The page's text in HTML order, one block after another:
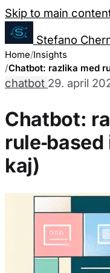
Salta al contenuto
Skip to main
Stefano
Home Insights
Chatbot: razlika med
chatbot 29. april
Chatbot:
kaj)
Upravljanje
da
strani.
Ti piškotki so
nastavijo le
Analitični